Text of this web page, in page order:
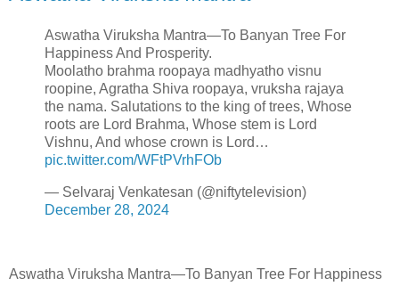
Aswatha Viruksha Mantra—To Banyan Tree For
Happiness And Prosperity.
Moolatho brahma roopaya madhyatho visnu
roopine, Agratha Shiva roopaya, vruksha rajaya
the nama. Salutations to the king of trees, Whose
roots are Lord Brahma, Whose stem is Lord
Vishnu, And whose crown is Lord…
pic.twitter.com/WFtPVrhFOb
— Selvaraj Venkatesan (@niftytelevision)
December 28, 2024
Aswatha Viruksha Mantra—To Banyan Tree For Happiness